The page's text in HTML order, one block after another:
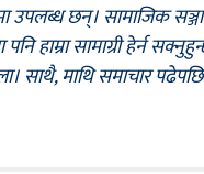
उपलब्ध छन्। सामाजिक
हाम्रा सामाग्री हेर्न
साथै, माथि समाचार